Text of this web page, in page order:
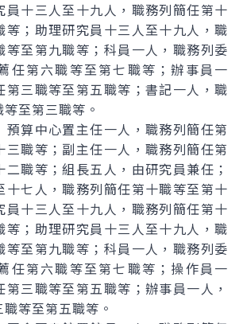
員十三人至十九人，職務列簡任第十
等；助理研究員十三人至十九人，職
等至第九職等；科員一人，職務列委
任第六職等至第七職等；辦事員一
第三職等至第五職等；書記一人，職
至第三職等。
中心置主任一人，職務列簡任第
三職等；副主任一人，職務列簡任第
二職等；組長五人，由研究員兼任；
十七人，職務列簡任第十職等至第十
員十三人至十九人，職務列簡任第十
等；助理研究員十三人至十九人，職
等至第九職等；科員一人，職務列委
任第六職等至第七職等；操作員一
第三職等至第五職等；辦事員一人，
等至第五職等。